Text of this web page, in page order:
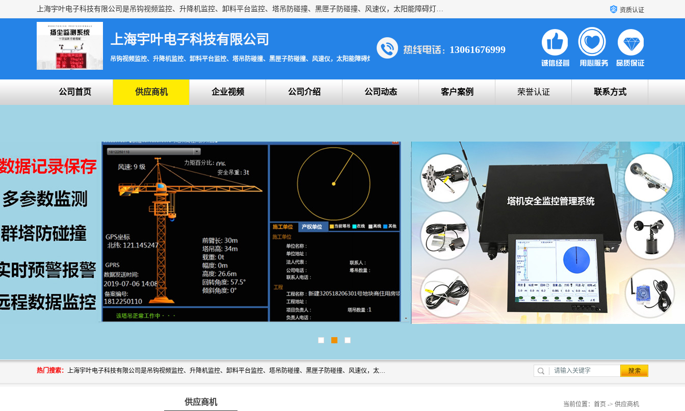
上海宇叶电子科技有限公司是吊钩视频监控、升降机监控、卸料平台监控、塔吊防碰撞、黑匣子防碰撞、风速仪，太阳能障碍灯安全提示灯等一系列升降机的常用配件产品专业研发生产加工的公司，拥有完整、科学的质量管理体系。 资质认证
上海宇叶电子科技有限公司
吊钩视频监控、升降机监控、卸料平台监控、塔吊防碰撞、黑匣子防碰撞、风速仪，太阳能障碍灯安全提示灯
13061676999
公司首页 供应商机 企业视频 公司介绍 公司动态 客户案例 荣誉认证 联系方式
热门搜索： 上海宇叶电子科技有限公司是吊钩视频监控、升降机监控、卸料平台监控、塔吊防碰撞、黑匣子防碰撞、风速仪，太阳能障碍灯安全提示灯等一系列升降机的常用配件产品专业研发生产加工的公司，拥有完整、科学的质量管理体系。
供应商机 当前位置： 首页 -> 供应商机